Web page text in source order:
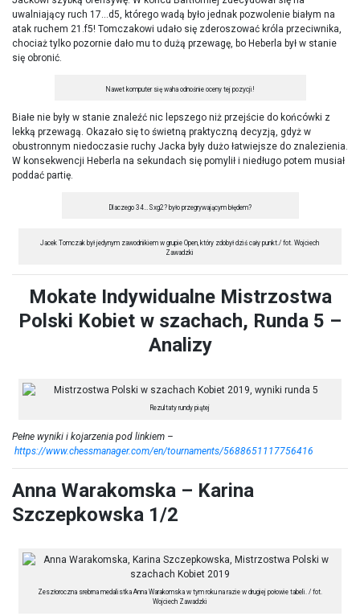
uwalniający ruch 17…d5, którego wadą było jednak pozwolenie białym na
atak ruchem 21.f5! Tomczakowi udało się zderoszować króla przeciwnika,
chociaż tylko pozornie dało mu to dużą przewagę, bo Heberla był w stanie
się obronić.
Nawet komputer się waha odnośnie oceny tej pozycji!
Białe nie były w stanie znaleźć nic lepszego niż przejście do końcówki z
lekką przewagą. Okazało się to świetną praktyczną decyzją, gdyż w
obustronnym niedoczasie ruchy Jacka były dużo łatwiejsze do znalezienia.
W konsekwencji Heberla na sekundach się pomylił i niedługo potem musiał
poddać partię.
Dlaczego 34…Sxg2? było przegrywającym błędem?
Jacek Tomczak był jedynym zawodnikiem w grupie Open, który zdobył dziś cały punkt./ fot. Wojciech
Zawadzki
Mokate Indywidualne Mistrzostwa
Polski Kobiet w szachach, Runda 5 –
Analizy
Rezultaty rundy piątej
Pełne wyniki i kojarzenia pod linkiem –
https://www.chessmanager.com/en/tournaments/5688651117756416
Anna Warakomska – Karina
Szczepkowska 1/2
Zeszłoroczna srebrna medalistka Anna Warakomska w tym roku na razie w drugiej połowie tabeli. / fot.
Wojciech Zawadzki